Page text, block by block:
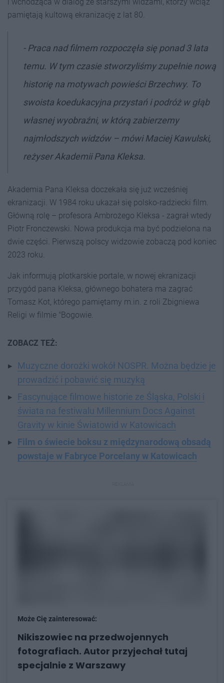
pamiętają kultową ekranizację z lat 80.
- Praca nad filmem rozpoczęła się ponad 3 lata
temu. W tym czasie stworzyliśmy zupełnie nową
historię na motywach powieści Brzechwy. To
swoista koedukacyjna przystań i podróż w głąb
własnej wyobraźni, w którą zabierzemy
najmłodszych widzów – mówi Maciej Kawulski,
reżyser Akademii Pana Kleksa.
Akademia Pana Kleksa doczekała się już wcześniej
ekranizacji. W 1984 roku ukazał się polsko-radziecki film.
Główną rolę – profesora Ambrożego Kleksa - zagrał wtedy
Piotr Fronczewski. Nowa produkcja ma być podzielona na
dwie części. Pierwszą polscy widzowie zobaczą pod koniec
2023 roku.
Jak informują plotkarskie portale, w nowej ekranizacji
przygód pana Kleksa, głównego bohatera ma zagrać
Tomasz Kot, którego pamiętamy m.in. z roli Zbigniewa
Religi w filmie "Bogowie.
ZOBACZ TEŻ:
Muzyczne dorożki wokół NOSPR. Można będzie je
prowadzić i pobawić się muzyką
Fascynujące filmowe historie ze Śląska, Polski i
świata na festiwalu Millennium Docs Against
Gravity w kinie Światowid w Katowicach
Film o świecie boksu z międzynarodową obsadą
powstaje w Fabryce Porcelany w Katowicach
Może Cię zainteresować:
Nikiszowiec na przedwojennych
fotografiach. Autor przyjechał tutaj
specjalnie z Warszawy